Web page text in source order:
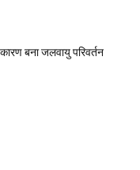
बना जलवायु परिवर्तन